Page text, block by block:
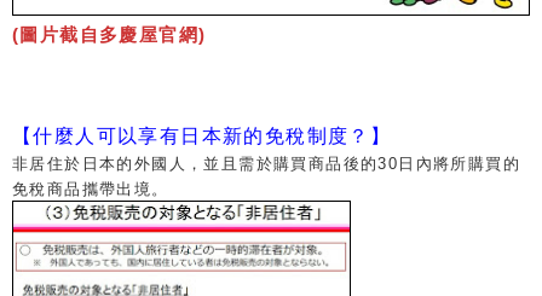
(圖片截自多慶屋官網)
【什麼人可以享有日本新的免稅制度？】
非居住於日本的外國人，並且需於購買商品後的30日內將所購買的
免稅商品攜帶出境。